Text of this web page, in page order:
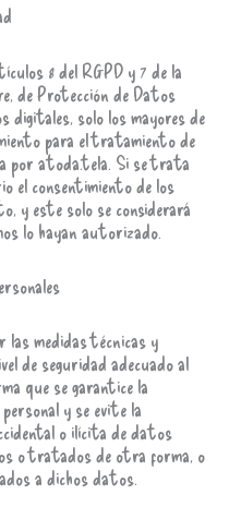
8 del RGPD y 7 de la
de Protección de Datos
digitales, solo los mayores de
para el tratamiento de
por atoda.tela. Si se trata
el consentimiento de los
y este solo se considerará
lo hayan autorizado.
medidas técnicas y
de seguridad adecuado al
que se garantice la
y se evite la
o ilícita de datos
o tratados de otra forma, o
a dichos datos.